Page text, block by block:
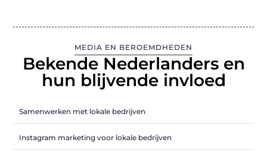
MEDIA EN BEROEMDHEDEN
Bekende Nederlanders en
hun blijvende invloed
Samenwerken met lokale bedrijven
Instagram marketing voor lokale bedrijven